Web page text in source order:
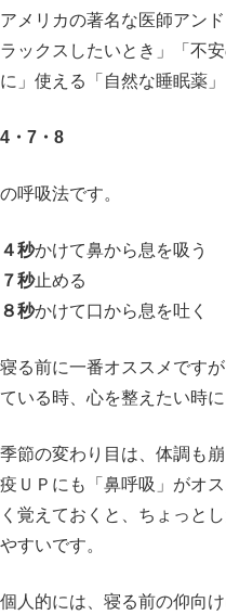
アメリカの著名な医師アン
ラックスしたいとき」「不
に」使える「自然な睡眠薬
4・7・8
の呼吸法です。
４秒かけて鼻から息を吸う
７秒止める
８秒かけて口から息を吐く
寝る前に一番オススメです
ている時、心を整えたい時に
季節の変わり目は、体調も
疫ＵＰにも「鼻呼吸」がオ
く覚えておくと、ちょっと
やすいです。
個人的には、寝る前の仰向